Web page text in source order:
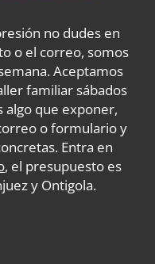
no dudes en
o el correo, somos
Aceptamos
familiar sábados
algo que exponer,
o formulario y
Entra en
, el presupuesto es
y Ontigola.